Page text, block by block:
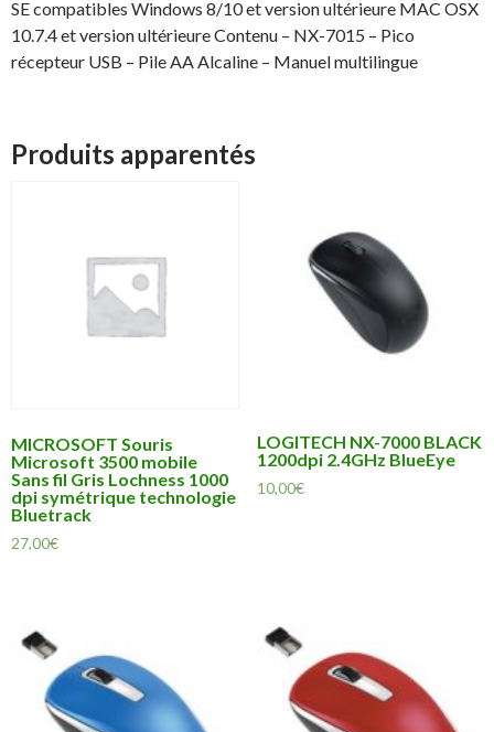
SE compatibles Windows 8/10 et version ultérieure MAC OSX
10.7.4 et version ultérieure Contenu – NX-7015 – Pico
récepteur USB – Pile AA Alcaline – Manuel multilingue
Produits apparentés
MICROSOFT Souris
Microsoft 3500 mobile
Sans fil Gris Lochness 1000
dpi symétrique technologie
Bluetrack
27,00€
LOGITECH NX-7000 BLACK
1200dpi 2.4GHz BlueEye
10,00€